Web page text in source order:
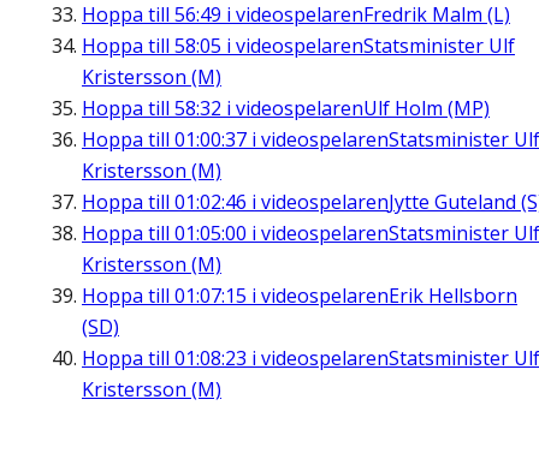
Hoppa till 56:49 i videospelarenFredrik Malm (L)
Hoppa till 58:05 i videospelarenStatsminister Ulf
Kristersson (M)
Hoppa till 58:32 i videospelarenUlf Holm (MP)
Hoppa till 01:00:37 i videospelarenStatsminister Ulf
Kristersson (M)
Hoppa till 01:02:46 i videospelarenJytte Guteland
Hoppa till 01:05:00 i videospelarenStatsminister Ulf
Kristersson (M)
Hoppa till 01:07:15 i videospelarenErik Hellsborn
(SD)
Hoppa till 01:08:23 i videospelarenStatsminister Ulf
Kristersson (M)